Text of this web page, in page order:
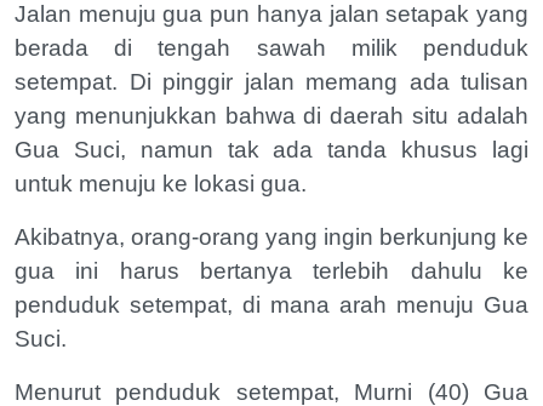
Jalan menuju gua pun hanya jalan setapak yang
berada di tengah sawah milik penduduk
setempat. Di pinggir jalan memang ada tulisan
yang menunjukkan bahwa di daerah situ adalah
Gua Suci, namun tak ada tanda khusus lagi
untuk menuju ke lokasi gua.
Akibatnya, orang-orang yang ingin berkunjung ke
gua ini harus bertanya terlebih dahulu ke
penduduk setempat, di mana arah menuju Gua
Suci.
Menurut penduduk setempat, Murni (40) Gua